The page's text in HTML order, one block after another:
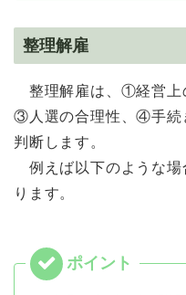
整理解雇
整理解雇は、①経営上
③人選の合理性、④手続
判断します。
例えば以下のような
ります。